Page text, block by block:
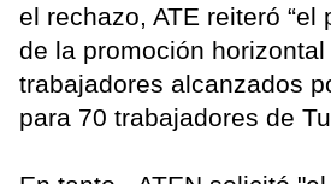
el rechazo, ATE reiteró “el
de la promoción
trabajadores alcanzados
para 70 trabajadores de